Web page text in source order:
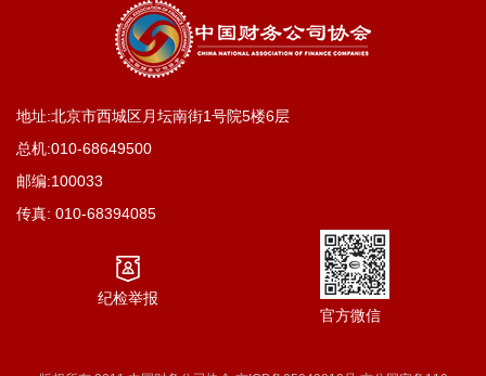
地址:北京市西城区月坛南街1号院5楼6层
总机:010-68649500
邮编:100033
传真: 010-68394085
纪检举报
官方微信